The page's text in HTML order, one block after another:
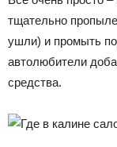
тщательно
ушли) и промыть
автолюбители
средства.